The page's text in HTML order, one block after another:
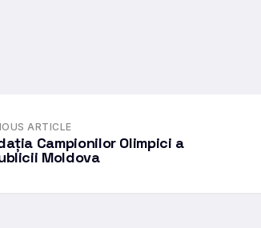
ARTICLE
Campionilor Olimpici a
Moldova